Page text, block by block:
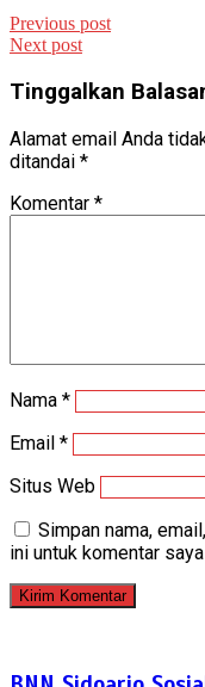
Previous post
Next post
Tinggalkan
Alamat email Anda
ditandai *
Komentar *
Nama *
Email *
Situs Web
Simpan nama,
ini untuk komentar